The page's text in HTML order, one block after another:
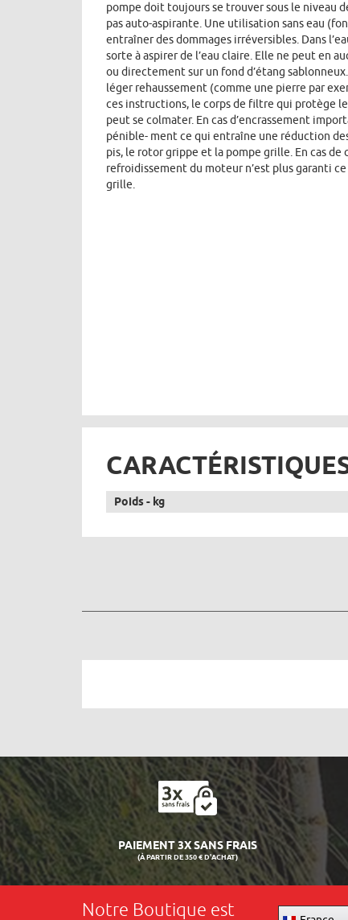
pompe doit toujours se trouver sous le niveau
pas auto-aspirante. Une utilisation sans eau
entraîner des dommages irréversibles. Dans
sorte à aspirer de l’eau claire. Elle ne peut en
ou directement sur un fond d’étang
léger rehaussement (comme une pierre par
ces instructions, le corps de filtre qui protège
peut se colmater. En cas d’encrassement
pénible- ment ce qui entraîne une réduction
pis, le rotor grippe et la pompe grille. En cas
refroidissement du moteur n’est plus garanti
grille.
Poids - kg
PAIEMENT 3X SANS FRAIS
(À PARTIR DE 350 € D'ACHAT)
Notre Boutique est